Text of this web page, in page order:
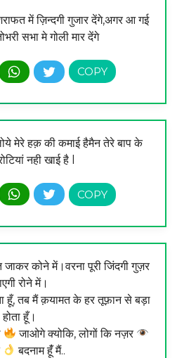
में ज़िन्दगी गुजार देंगे,अगर आ गई
सभा मे गोली मार देंगे
मेरे हक़ की कमाई हैमैन तेरे बाप के
नही खाई है l
जाकर कोने में।वरना पूरी जिंदगी गुज़र
रोने में।
हूँ, तब मैं क़यामत के हर तूफ़ान से बड़ा
होता हूँ।
जाओगे क्योकि, लोगों कि नज़र
बदनाम हूँं मैं..